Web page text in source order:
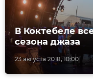
23 августа 2018, 10:00
В Коктебеле
сезона джаза